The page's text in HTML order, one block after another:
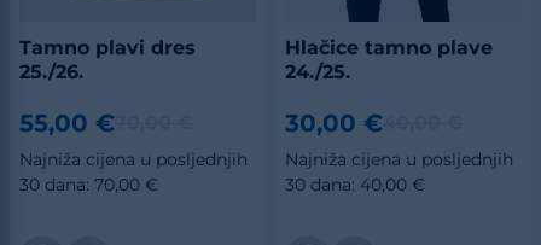
Tamno plavi dres
25./26.
55,00 €
Najniža cijena u posljednjih
30 dana: 70,00 €
Hlačice tamno plave
24./25.
30,00 €
Najniža cijena u posljednjih
30 dana: 40,00 €